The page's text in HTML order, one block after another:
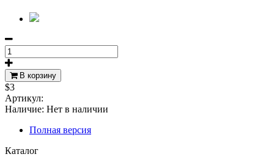
В корзину
$3
Артикул:
Наличие: Нет в наличии
Полная версия
Каталог